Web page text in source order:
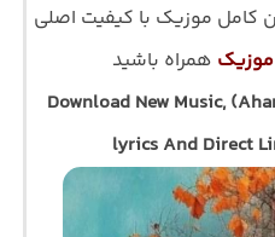
کامل موزیک با کیفیت اصلی
همراه باشید
Download New Music,
lyrics And Direct